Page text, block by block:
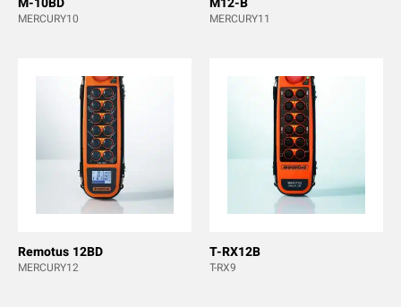
MERCURY10 MERCURY11
Remotus 12BD
MERCURY12
T-RX12B
T-RX9